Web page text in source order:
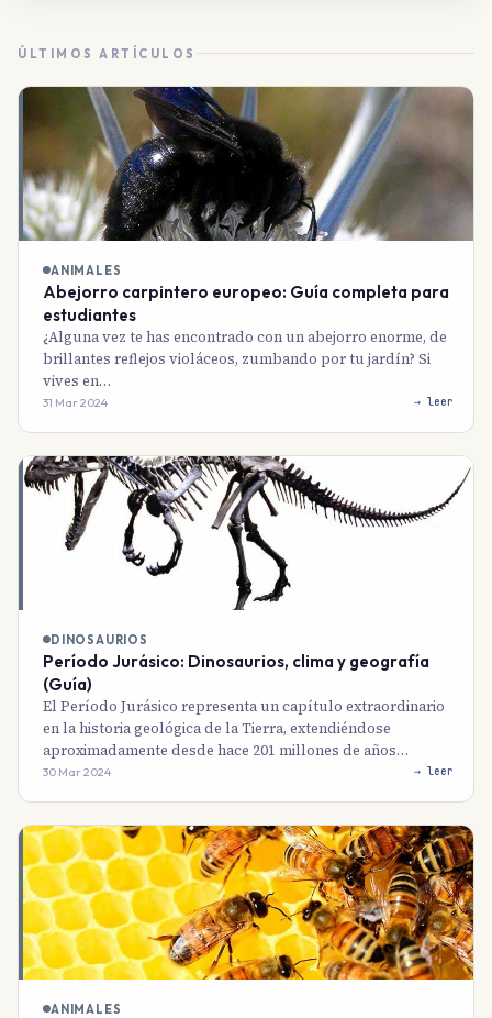
ÚLTIMOS ARTÍCULOS
ANIMALES
Abejorro carpintero europeo: Guía completa para
estudiantes
¿Alguna vez te has encontrado con un abejorro enorme, de
brillantes reflejos violáceos, zumbando por tu jardín? Si
vives en…
31 Mar 2024 → leer
DINOSAURIOS
Período Jurásico: Dinosaurios, clima y geografía
(Guía)
El Período Jurásico representa un capítulo extraordinario
en la historia geológica de la Tierra, extendiéndose
aproximadamente desde hace 201 millones de años…
30 Mar 2024 → leer
ANIMALES